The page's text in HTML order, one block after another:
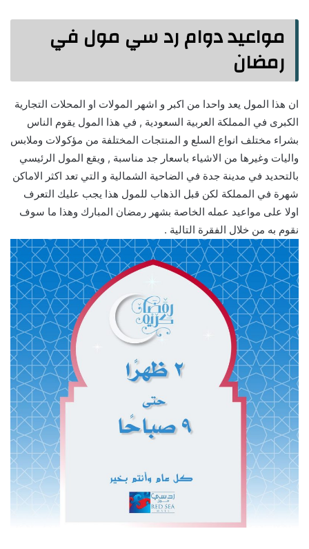
مواعيد دوام رد سي مول في
رمضان
ان هذا المول يعد واحدا من اكبر و اشهر المولات او المحلات التجارية
الكبرى في المملكة العربية السعودية , في هذا المول يقوم الناس
بشراء مختلف انواع السلع و المنتجات المختلفة من مؤكولات وملابس
واليات وغيرها من الاشياء باسعار جد مناسبة , ويقع المول الرئيسي
بالتحديد في مدينة جدة في الضاحية الشمالية و التي تعد اكثر الاماكن
شهرة في المملكة لكن قبل الذهاب للمول هذا يجب عليك التعرف
اولا على مواعيد عمله الخاصة بشهر رمضان المبارك وهذا ما سوف
نقوم به من خلال الفقرة التالية .